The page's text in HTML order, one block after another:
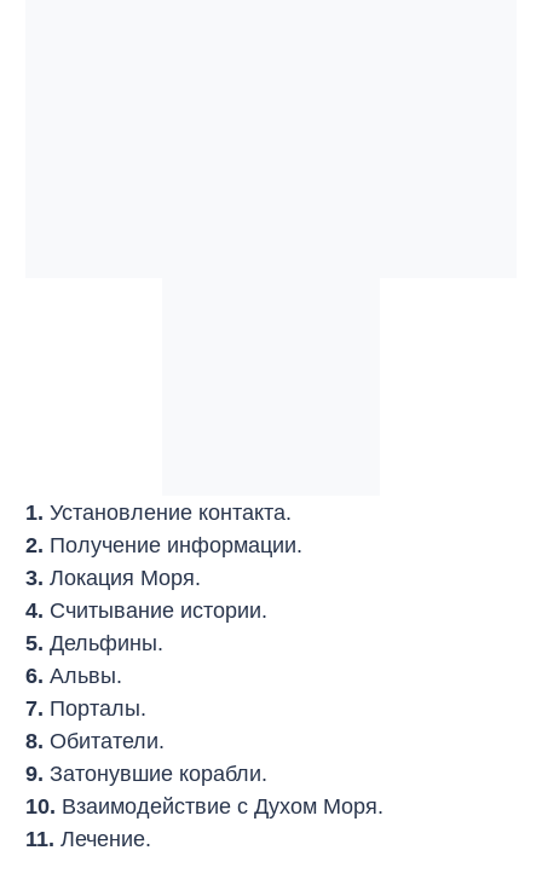
1. Установление контакта.
2. Получение информации.
3. Локация Моря.
4. Считывание истории.
5. Дельфины.
6. Альвы.
7. Порталы.
8. Обитатели.
9. Затонувшие корабли.
10. Взаимодействие с Духом Моря.
11. Лечение.